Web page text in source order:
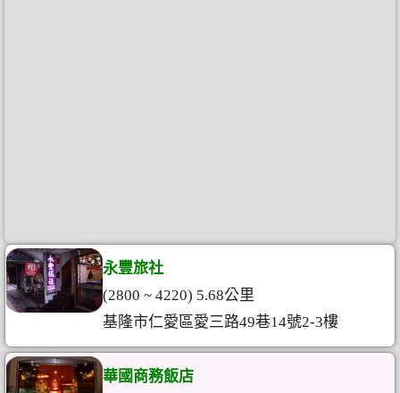
永豐旅社
(2800 ~ 4220) 5.68公里
基隆市仁愛區愛三路49巷14號2-3樓
華國商務飯店